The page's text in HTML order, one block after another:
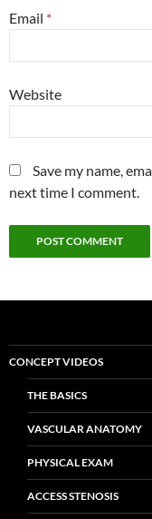
Email *
Website
Save my name,
next time I comment.
CONCEPT VIDEOS
THE BASICS
VASCULAR ANATOMY
PHYSICAL EXAM
ACCESS STENOSIS